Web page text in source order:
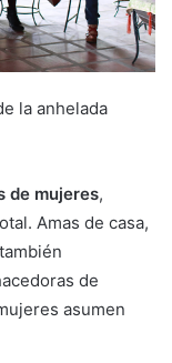
la anhelada
de mujeres,
Amas de casa,
de
asumen